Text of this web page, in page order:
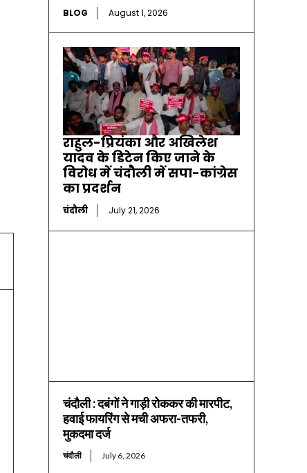
BLOG August 1, 2026
राहुल-प्रियंका और अखिलेश
यादव के डिटेन किए जाने के
विरोध में चंदौली में सपा-कांग्रेस
का प्रदर्शन
चंदौली July 21, 2026
चंदौली : दबंगों ने गाड़ी रोककर की मारपीट,
हवाई फायरिंग से मची अफरा-तफरी,
मुकदमा दर्ज
चंदौली July 6, 2026